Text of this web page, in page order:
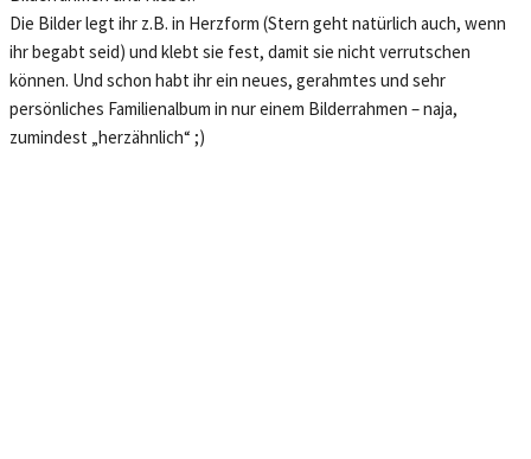
Die Bilder legt ihr z.B. in Herzform (Stern geht natürlich auch, wenn
ihr begabt seid) und klebt sie fest, damit sie nicht verrutschen
können. Und schon habt ihr ein neues, gerahmtes und sehr
persönliches Familienalbum in nur einem Bilderrahmen – naja,
zumindest „herzähnlich“ ;)